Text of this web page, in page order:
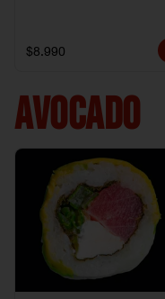
$8.990
AVOCADO